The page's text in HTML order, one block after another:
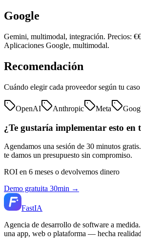
Google
Gemini, multimodal, integración. Precios:
Aplicaciones Google, multimodal.
Recomendación
Cuándo elegir cada proveedor según tu
OpenAI Anthropic Meta
¿Te gustaría implementar esto en
Agendamos una sesión de 30 minutos
te damos un presupuesto sin compromiso.
ROI en 6 meses o devolvemos dinero
Demo gratuita 30min →
FastIA
Agencia de desarrollo de software a
una app, web o plataforma — hecha